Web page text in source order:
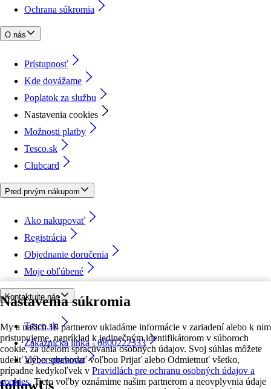
Nastavenia súkromia
My a našich 18 partnerov ukladáme informácie v zariadení alebo k nim
pristupujeme, napríklad k jedinečným identifikátorom v súboroch
cookie, za účelom spracúvania osobných údajov. Svoj súhlas môžete
udeliť alebo spravovať voľbou Prijať alebo Odmietnuť všetko,
prípadne kedykoľvek v Pravidlách pre ochranu osobných údajov a
cookies. Tieto voľby oznámime našim partnerom a neovplyvnia údaje
Ochrana súkromia
O nás
Prístupnosť
Kde dovážame
Poplatok za službu
Nastavenia cookies
Možnosti platby
Tesco.sk
Clubcard
Pred prvým nákupom
Ako nakupovať
Registrácia
Objednanie doručenia
Moje obľúbené
Kontaktujte nás
Tesco.sk
Zákaznícka linka - 0800222333
Výber obchodu
followUs